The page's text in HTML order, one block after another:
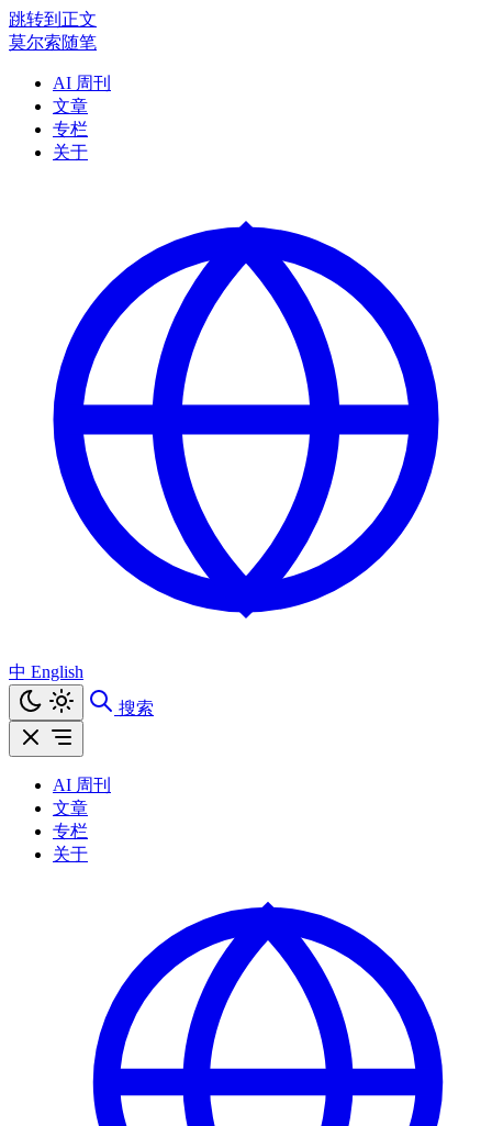
跳转到正文
莫尔索随笔
AI 周刊
文章
专栏
关于
中 English
搜索
AI 周刊
文章
专栏
关于